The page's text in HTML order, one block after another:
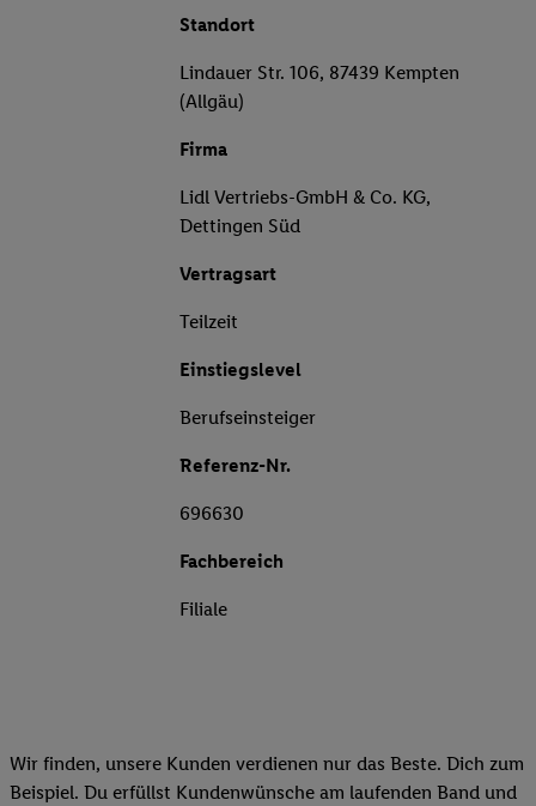
Standort
Lindauer Str. 106, 87439 Kempten
(Allgäu)
Firma
Lidl Vertriebs-GmbH & Co. KG,
Dettingen Süd
Vertragsart
Teilzeit
Einstiegslevel
Berufseinsteiger
Referenz-Nr.
696630
Fachbereich
Filiale
Wir finden, unsere Kunden verdienen nur das Beste. Dich zum
Beispiel. Du erfüllst Kundenwünsche am laufenden Band und